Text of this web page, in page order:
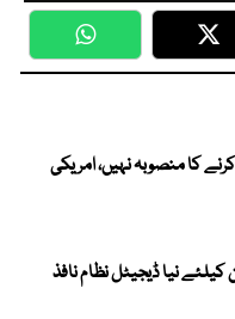
WhatsApp
کرنے کا منصوبہ نہیں، امریکی
کیلئے نیا ڈیجیٹل نظام نافذ